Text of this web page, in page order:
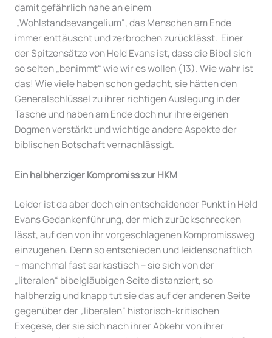
damit gefährlich nahe an einem
„Wohlstandsevangelium“, das Menschen am Ende
immer enttäuscht und zerbrochen zurücklässt. Einer
der Spitzensätze von Held Evans ist, dass die Bibel sich
so selten „benimmt“ wie wir es wollen (13). Wie wahr ist
das! Wie viele haben schon gedacht, sie hätten den
Generalschlüssel zu ihrer richtigen Auslegung in der
Tasche und haben am Ende doch nur ihre eigenen
Dogmen verstärkt und wichtige andere Aspekte der
biblischen Botschaft vernachlässigt.
Ein halbherziger Kompromiss zur HKM
Leider ist da aber doch ein entscheidender Punkt in Held
Evans Gedankenführung, der mich zurückschrecken
lässt, auf den von ihr vorgeschlagenen Kompromissweg
einzugehen. Denn so entschieden und leidenschaftlich
– manchmal fast sarkastisch – sie sich von der
„literalen“ bibelgläubigen Seite distanziert, so
halbherzig und knapp tut sie das auf der anderen Seite
gegenüber der „liberalen“ historisch-kritischen
Exegese, der sie sich nach ihrer Abkehr von ihrer